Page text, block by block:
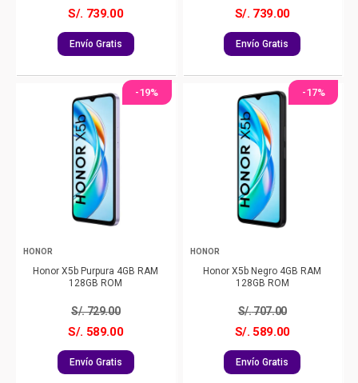
S/. 739.00
Envío Gratis
S/. 739.00
Envío Gratis
-19%
HONOR
Honor X5b Purpura 4GB RAM
128GB ROM
S/.729.00
S/. 589.00
Envío Gratis
-17%
HONOR
Honor X5b Negro 4GB RAM
128GB ROM
S/.707.00
S/. 589.00
Envío Gratis